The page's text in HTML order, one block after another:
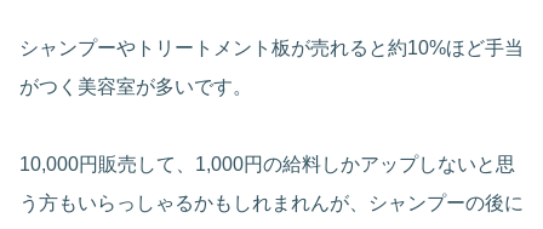
シャンプーやトリートメント板が売れると約10%ほど手当
がつく美容室が多いです。
10,000円販売して、1,000円の給料しかアップしないと思
う方もいらっしゃるかもしれまれんが、シャンプーの後に